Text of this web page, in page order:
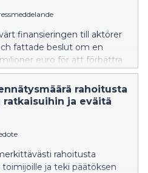
finansieringen till aktörer
fattade beslut om en
euro för att förbättra
offentliga sektorn och för
Förutom den populära
sammanställde Sitra en
förutsättningarna för hållbar
och
rahoitusta
ja eväitä
rahoitusta
ja teki päätöksen